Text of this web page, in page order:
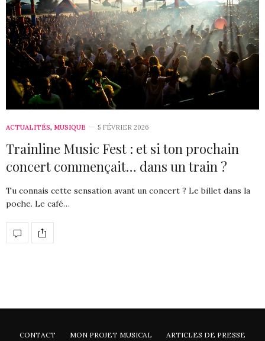
ACTUALITÉS, MUSIQUE 5 FÉVRIER 2026
Trainline Music Fest : et si ton prochain
concert commençait… dans un train ?
Tu connais cette sensation avant un concert ? Le billet dans la
poche. Le café…
CONTACT MON PROJET MUSICAL ARTICLES DE PRESSE